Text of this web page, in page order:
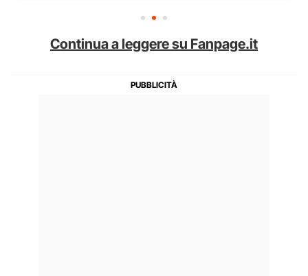
Continua a leggere su Fanpage.it